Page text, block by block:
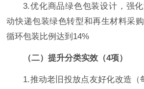
3.优化商品绿色包装设计，强
动快递包装绿色转型和再生材料采
循环包装比例达到14%
（二）提升分类实效（4项）
1.推动老旧投放点友好化改造（